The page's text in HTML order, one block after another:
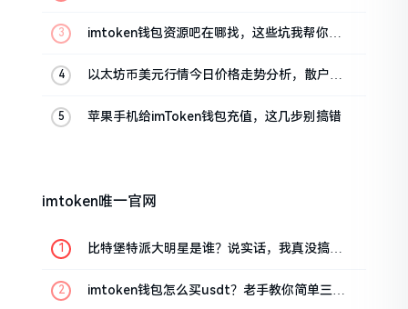
imtoken钱包资源吧在哪找，这些坑我帮你趟
以太坊币美元行情今日价格走势分析，散户如
苹果手机给imToken钱包充值，这几步别搞错
imtoken唯一官网
比特堡特派大明星是谁？说实话，我真没搞明
imtoken钱包怎么买usdt？老手教你简单三步